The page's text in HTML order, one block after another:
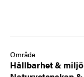
Område
Hållbarhet & miljö